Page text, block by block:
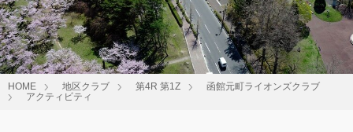
HOME 地区クラブ 第4R 第1Z
函館元町ライオンズクラブ
アクティビティ